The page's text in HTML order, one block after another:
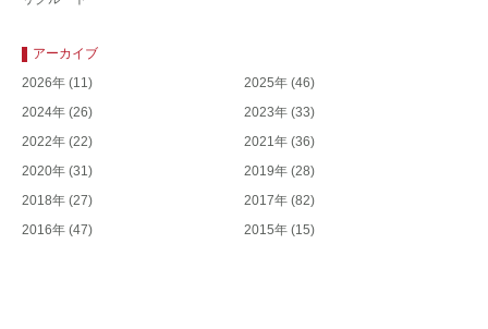
アーカイブ
2026年 (11) 2025年 (46)
2024年 (26) 2023年 (33)
2022年 (22) 2021年 (36)
2020年 (31) 2019年 (28)
2018年 (27) 2017年 (82)
2016年 (47) 2015年 (15)